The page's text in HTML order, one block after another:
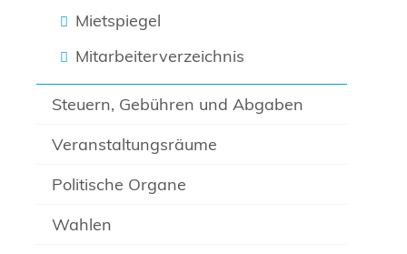
Mietspiegel
Mitarbeiterverzeichnis
Steuern, Gebühren und Abgaben
Veranstaltungsräume
Politische Organe
Wahlen